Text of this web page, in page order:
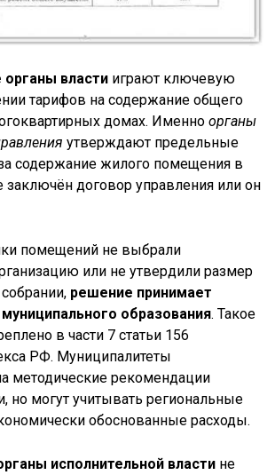
власти играют ключевую
тарифов на содержание общего
домах. Именноорганы
утверждают предельные
содержание жилого помещения в
заключён договор управления или он
помещений не выбрали
или не утвердили размер
решение принимает
образования. Такое
в части 7 статьи 156
РФ. Муниципалитеты
методические рекомендации
но могут учитывать региональные
обоснованные расходы.
исполнительной власти не